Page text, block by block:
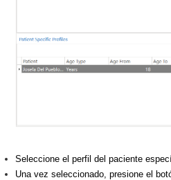
Seleccione el perfil del paciente
Una vez seleccionado, presione el